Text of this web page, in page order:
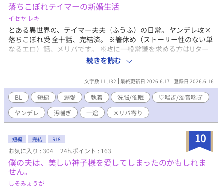
落ちこぼれテイマーの新婚生活
イセヤ レキ
とある異世界の、テイマー夫夫（ふうふ）の日常。 ヤンデレ攻×
落ちこぼれ受 全十話、完結済。 ※箸休め（ストーリー性のない単
なるエロ）話、メリバです。 ※攻に一般常識を求める方はUター
続きを読む
文字数 11,182 最終更新日 2026.6.17 登録日 2026.6.16
BL 短編 溺愛 執着 洗脳/催眠
♡喘ぎ/濁音喘ぎ
ヤンデレ
汚喘ぎ 一途 メリバ寄り
10
短編 完結 R18
お気に入り : 304 24h.ポイント : 163
僕の夫は、美しい神子様を愛してしまったのかもしれま
せん。
しそみょうが